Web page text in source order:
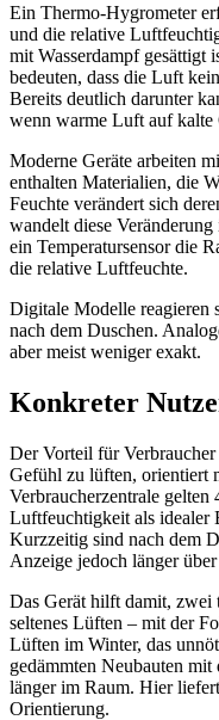
Ein Thermo-Hygrometer
und die relative
mit Wasserdampf gesättigt
bedeuten, dass die Luft
Bereits deutlich darunter
wenn warme Luft auf
Moderne Geräte arbeiten
enthalten Materialien, die
Feuchte verändert sich
wandelt diese
ein Temperatursensor die
die relative Luftfeuchte.
Digitale Modelle reagieren
nach dem Duschen.
aber meist weniger exakt.
Konkreter
Der Vorteil für
Gefühl zu lüften, orientiert
Verbraucherzentrale gelten
Luftfeuchtigkeit als idealer
Kurzzeitig sind nach dem
Anzeige jedoch länger
Das Gerät hilft damit, zwei
seltenes Lüften – mit der
Lüften im Winter, das
gedämmten Neubauten
länger im Raum. Hier
Orientierung.